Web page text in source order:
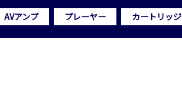
AVアンプ プレーヤー カートリッジ